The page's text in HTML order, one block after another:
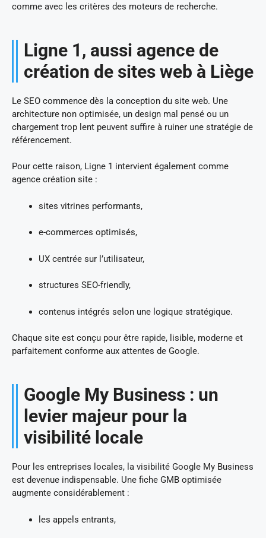
comme avec les critères des moteurs de recherche.
Ligne 1, aussi agence de
création de sites web à Liège
Le SEO commence dès la conception du site web. Une
architecture non optimisée, un design mal pensé ou un
chargement trop lent peuvent suffire à ruiner une stratégie de
référencement.
Pour cette raison, Ligne 1 intervient également comme
agence création site :
sites vitrines performants,
e-commerces optimisés,
UX centrée sur l’utilisateur,
structures SEO-friendly,
contenus intégrés selon une logique stratégique.
Chaque site est conçu pour être rapide, lisible, moderne et
parfaitement conforme aux attentes de Google.
Google My Business : un
levier majeur pour la
visibilité locale
Pour les entreprises locales, la visibilité Google My Business
est devenue indispensable. Une fiche GMB optimisée
augmente considérablement :
les appels entrants,